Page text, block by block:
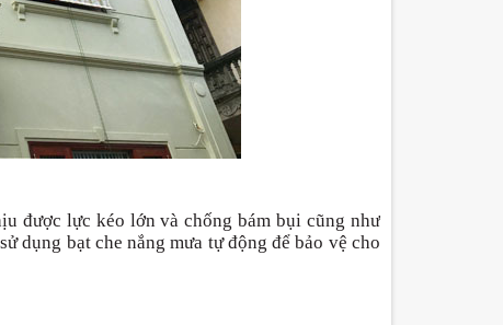
được lực kéo lớn và chống bám bụi cũng như
dụng bạt che nắng mưa tự động để bảo vệ cho